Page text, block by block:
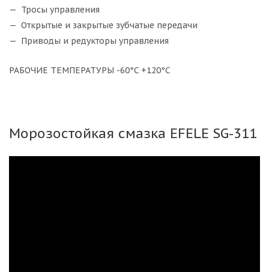
Тросы управления
Открытые и закрытые зубчатые передачи
Приводы и редукторы управления
РАБОЧИЕ ТЕМПЕРАТУРЫ -60°C +120°C
Морозостойкая смазка EFELE SG-311